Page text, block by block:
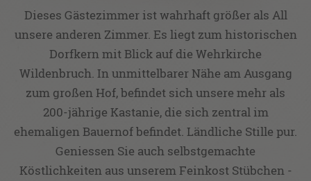
Dieses Gästezimmer ist wahrhaft größer als All
unsere anderen Zimmer. Es liegt zum historischen
Dorfkern mit Blick auf die Wehrkirche
Wildenbruch. In unmittelbarer Nähe am Ausgang
zum großen Hof, befindet sich unsere mehr als
200-jährige Kastanie, die sich zentral im
ehemaligen Bauernof befindet. Ländliche Stille pur.
Geniessen Sie auch selbstgemachte
Köstlichkeiten aus unserem Feinkost Stübchen -